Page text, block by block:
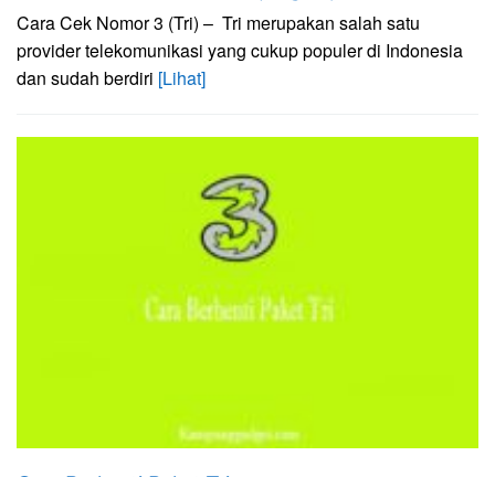
Cara Cek Nomor 3 (Tri) – Tri merupakan salah satu
provider telekomunikasi yang cukup populer di Indonesia
dan sudah berdiri [Lihat]